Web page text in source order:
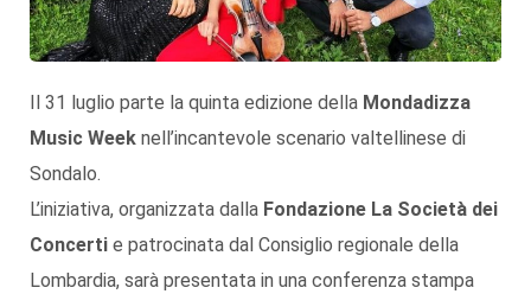
Il 31 luglio parte la quinta edizione della Mondadizza
Music Week nell’incantevole scenario valtellinese di
Sondalo.
L’iniziativa, organizzata dalla Fondazione La Società dei
Concerti e patrocinata dal Consiglio regionale della
Lombardia, sarà presentata in una conferenza stampa